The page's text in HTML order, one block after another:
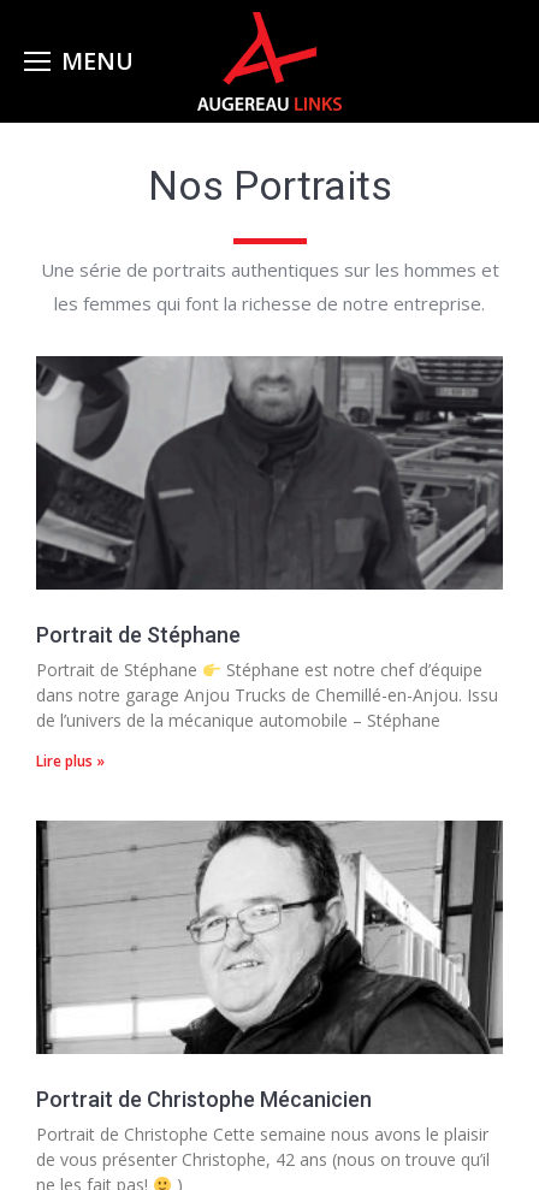
Nos Portraits
Une série de portraits authentiques sur les hommes et
les femmes qui font la richesse de notre entreprise.
Portrait de Stéphane
Portrait de Stéphane
Stéphane est notre chef d’équipe
dans notre garage Anjou Trucks de Chemillé-en-Anjou. Issu
de l’univers de la mécanique automobile – Stéphane
Lire plus »
Portrait de Christophe Mécanicien
Portrait de Christophe Cette semaine nous avons le plaisir
de vous présenter Christophe, 42 ans (nous on trouve qu’il
ne les fait pas!
)